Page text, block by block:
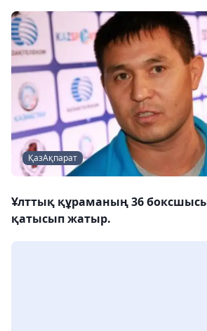
ҚазАқпарат
Ұлттық құраманың 36
қатысып жатыр.